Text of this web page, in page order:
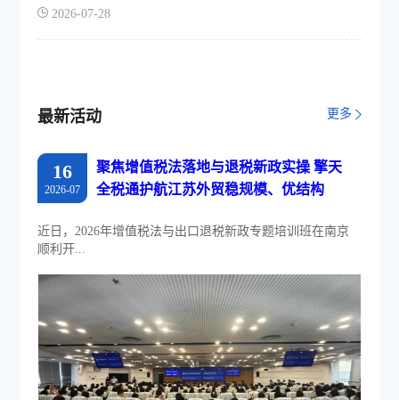
2026-07-28
最新活动 更多
16
2026-07
聚焦增值税法落地与退税新政实操 擎天
全税通护航江苏外贸稳规模、优结构
近日，2026年增值税法与出口退税新政专题培训班在南京
顺利开...